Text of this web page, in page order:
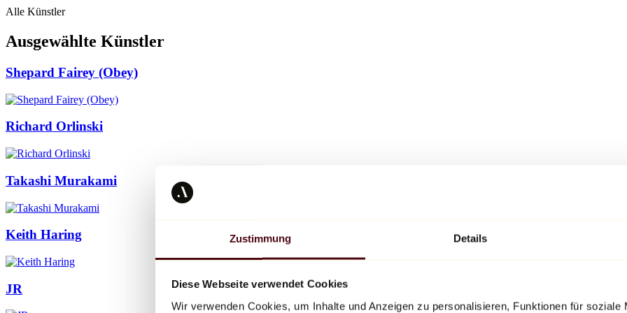
Zustimmung Details
Diese Webseite verwendet Cookies
Wir verwenden Cookies, um Inhalte und Anzeigen zu personalisieren, Funktionen für soziale
Alle Künstler
Ausgewählte Künstler
Shepard Fairey (Obey)
Richard Orlinski
Takashi Murakami
Keith Haring
JR